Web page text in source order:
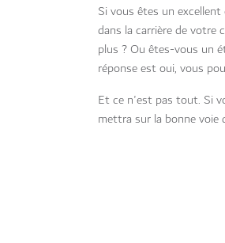
Si vous êtes un
dans la carrière de votre
plus ? Ou êtes-vous un
réponse est oui, vous
Et ce n'est pas tout. Si
mettra sur la bonne voie